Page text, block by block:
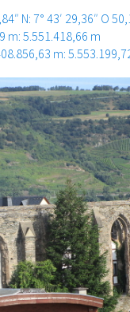
N: 7° 43′ 29,36″ O
m: 5.551.418,66 m
m: